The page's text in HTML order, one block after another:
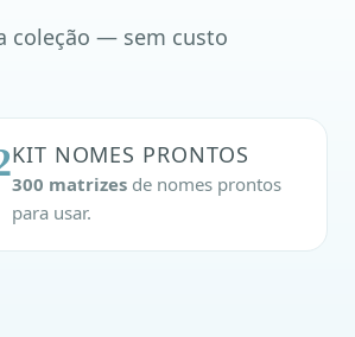
coleção — sem custo
KIT NOMES PRONTOS
300 matrizes de nomes prontos
para usar.